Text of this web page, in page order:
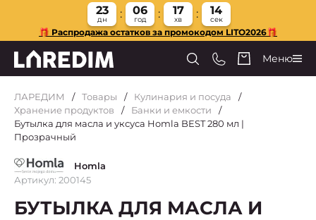
23
дн
06
год
17
хв
13
сек
🎁 Распродажа остатков за промокодом LITO2026🎁
Меню
ЛАРЕДИМ Товары
Кулинария и посуда
Хранение продуктов
Банки и емкости
Бутылка для масла и уксуса Homla BEST 280 мл |
Прозрачный
Homla
Артикул: 200145
БУТЫЛКА ДЛЯ МАСЛА И